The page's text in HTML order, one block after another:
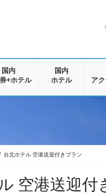
国内
+ホテル
国内
ホテル
ア
台北ホテル 空港送迎付きプラン
空港送迎付